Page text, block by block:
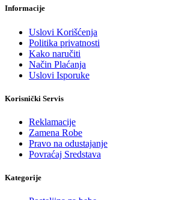
Informacije
Uslovi Korišćenja
Politika privatnosti
Kako naručiti
Način Plaćanja
Uslovi Isporuke
Korisnički Servis
Reklamacije
Zamena Robe
Pravo na odustajanje
Povraćaj Sredstava
Kategorije